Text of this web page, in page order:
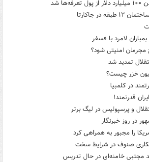
شد
در جاکارتا
لامرد با فسفر
مجرمان امنیتی شود؟
تمدید شد
خزر چیست؟
در کلمبیا
قدرتمند!
و پرسپولیس در لیگ برتر
در روز خبرنگار
را مجبور به همراهی کرد
صنوف در شرایط سخت
مجتبی خامنه‌ای در حال تدریس